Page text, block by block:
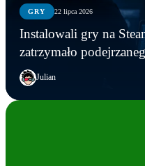
GRY 22 lipca 2026
Instalowali gry na
zatrzymało
Julian